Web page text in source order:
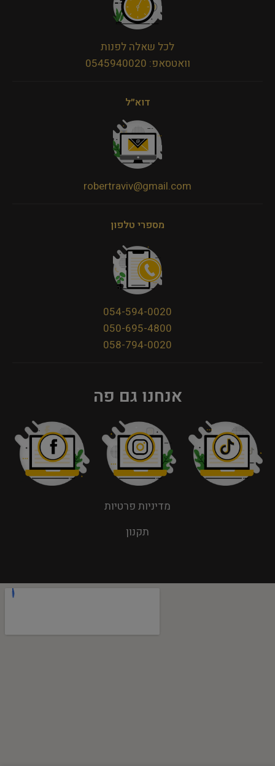
לכל שאלה לפנות
וואטסאפ: 0545940020
דוא״ל
robertraviv@gmail.com
מספרי טלפון
054-594-0020
050-695-4800
058-794-0020
אנחנו גם פה
מדיניות פרטיות
תקנון